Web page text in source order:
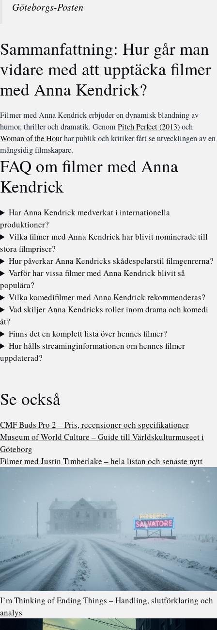
Göteborgs-Posten
Sammanfattning: Hur går man
vidare med att upptäcka filmer
med Anna Kendrick?
Filmer med Anna Kendrick erbjuder en dynamisk blandning av
humor, thriller och dramatik. GenomPitch Perfect (2013)och
Woman of the Hourhar publik och kritiker fått se utvecklingen av en
mångsidig filmskapare.
FAQ om filmer med Anna
Kendrick
Har Anna Kendrick medverkat i internationella
produktioner?
Vilka filmer med Anna Kendrick har blivit nominerade till
stora filmpriser?
Hur påverkar Anna Kendricks skådespelarstil filmgenrerna?
Varför har vissa filmer med Anna Kendrick blivit så
populära?
Vilka komedifilmer med Anna Kendrick rekommenderas?
Vad skiljer Anna Kendricks roller inom drama och komedi
åt?
Finns det en komplett lista över hennes filmer?
Hur hålls streaminginformationen om hennes filmer
uppdaterad?
Se också
CMF Buds Pro 2 – Pris, recensioner och specifikationer
Museum of World Culture – Guide till Världskulturmuseet i
Göteborg
Filmer med Justin Timberlake – hela listan och senaste nytt
I’m Thinking of Ending Things – Handling, slutförklaring och
analys